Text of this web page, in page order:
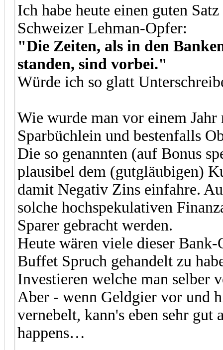
Ich habe heute einen guten
Schweizer Lehman-Opfer:
"Die Zeiten, als in den
standen, sind vorbei."
Würde ich so glatt
Wie wurde man vor einem
Sparbüchlein und bestenfalls
Die so genannten (auf Bonus
plausibel dem (gutgläubigen)
damit Negativ Zins einfahre.
solche hochspekulativen
Sparer gebracht werden.
Heute wären viele dieser
Buffet Spruch gehandelt zu
Investieren welche man selber
Aber - wenn Geldgier vor und
vernebelt, kann's eben sehr gut
happens…